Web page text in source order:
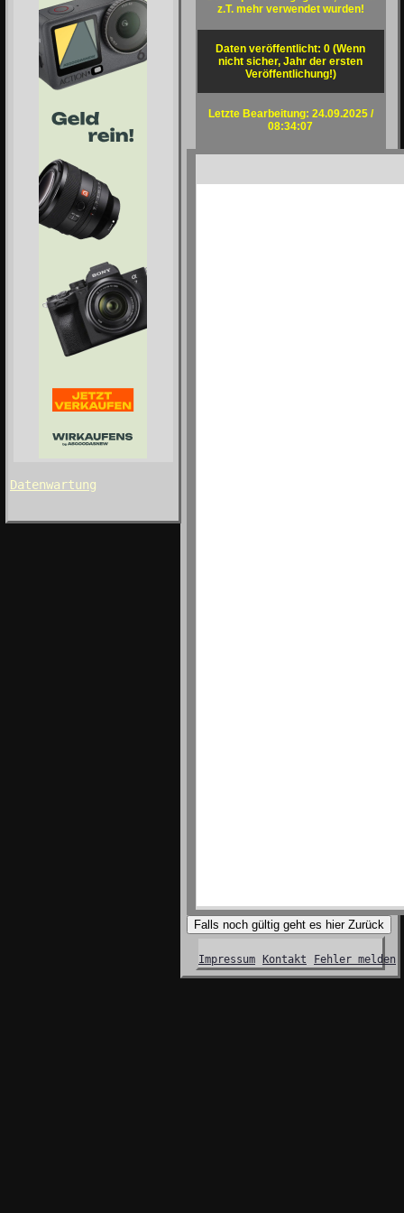
Datenwartung
z.T. mehr verwendet wurden!
Daten veröffentlicht: 0 (Wenn
nicht sicher, Jahr der ersten
Veröffentlichung!)
Letzte Bearbeitung: 24.09.2025 /
08:34:07
Falls noch gültig geht es hier Zurück
Impressum Kontakt Fehler melden